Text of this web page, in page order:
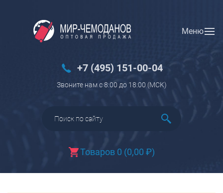
Меню
+7 (495) 151-00-04
Звоните нам с 8:00 до 18:00 (МCK)
Товаров 0 (0,00 ₽)
Вход Регистрация
Багаж
Чемоданы
Чемоданы детские
Пилоты на колесах
Рюкзаки детские для детских